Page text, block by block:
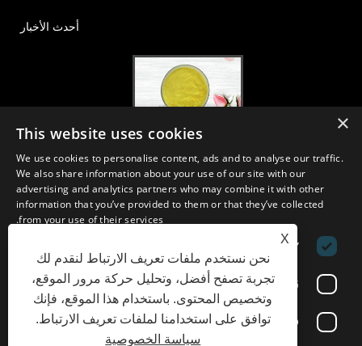
أحدث الأخبار
2021/03/30
نقوم بتطوير وتسويق وتوزيع المكونات والمنتجات الأساسية للمغذيات والمكملات
الغذائية وصناعات الأغذية والمشروبات الوظيفية من مرافق التصنيع الأولية
الموجودة في الصين واليابان وكوريا ، حيث لدينا خبرة سنوات عديدة ونحن
راسخون جدًا. خبرتنا وسمعتنا في التوريد تفيد شركائنا في جميع أنحاء العالم.
Sitemap
RSS
XML
Privacy Policy
X
نحن نستخدم ملفات تعريف الارتباط لنقدم لك
تجربة تصفح أفضل، وتحليل حركة مرور الموقع،
وتخصيص المحتوى. باستخدام هذا الموقع، فإنك
توافق على استخدامنا لملفات تعريف الارتباط.
سياسة الخصوصية
×
This website uses cookies
We use cookies to personalise content, ads and to analyse our traffic.
We also share information about your use of our site with our
advertising and analytics partners who may combine it with other
information that you’ve provided to them or that they’ve collected
from your use of their services.
STRICTLY NECESSARY
TARGETING
FUNCTIONALITY
UNCLASSIFIED